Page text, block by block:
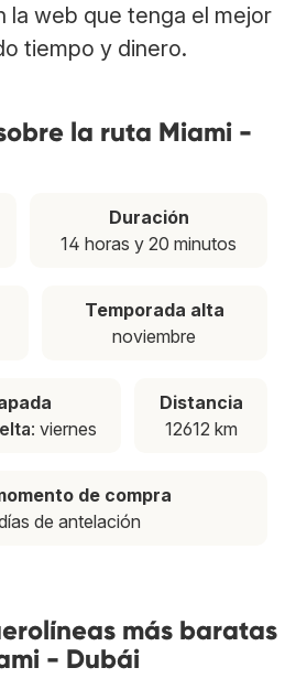
la web que tenga el mejor
tiempo y dinero.
la ruta Miami -
Duración
14 horas y 20 minutos
Temporada alta
noviembre
: viernes
Distancia
12612 km
de compra
de antelación
más baratas
- Dubái